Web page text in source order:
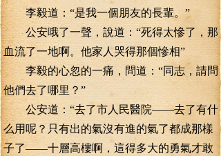
李毅道：“是我一個朋友的長輩。”
公安哦了一聲，說道：“死得太慘了，那
血流了一地啊。他家人哭得那個慘相”
李毅的心忽的一痛，問道：“同志，請問
他們去了哪里？”
公安道：“去了市人民醫院——去了有什
么用呢？只有出的氣沒有進的氣了都成那樣
子了——十層高樓啊，這得多大的勇氣才敢